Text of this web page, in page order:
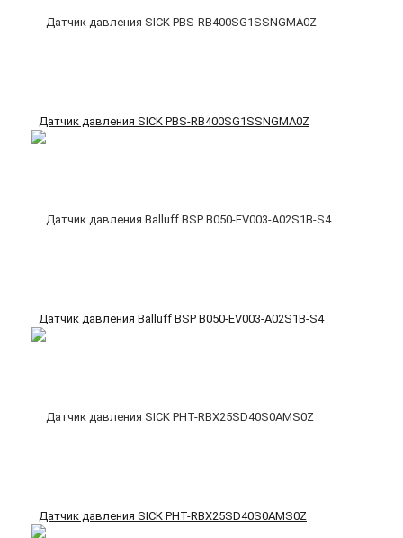
Датчик давления SICK PBS-RB400SG1SSNGMA0Z
Датчик давления Balluff BSP B050-EV003-A02S1B-S4
Датчик давления SICK PHT-RBX25SD40S0AMS0Z